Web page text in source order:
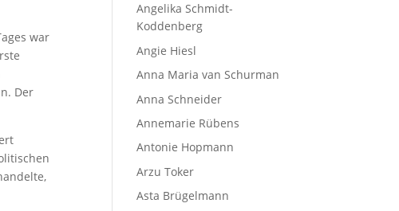
war
Der
Angelika Schmidt-
Koddenberg
Angie Hiesl
Anna Maria van Schurman
Anna Schneider
Annemarie Rübens
Antonie Hopmann
Arzu Toker
Asta Brügelmann